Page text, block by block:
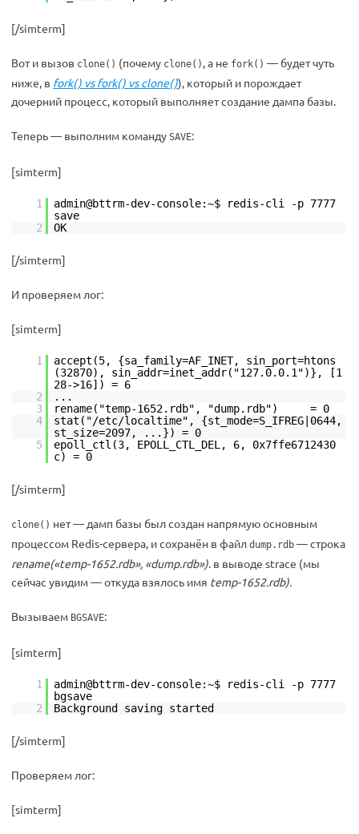
[/simterm]
Вот и вызов clone() (почему clone() , а не fork() — будет чуть
ниже, в fork() vs fork() vs clone()), который и порождает
дочерний процесс, который выполняет создание дампа базы.
Теперь — выполним команду SAVE:
[simterm]
1
admin@bttrm-dev-console:~$ redis-cli -p 7777
save
2
OK
[/simterm]
И проверяем лог:
[simterm]
1
accept(5, {sa_family=AF_INET, sin_port=htons
(32870), sin_addr=inet_addr("127.0.0.1")}, [1
28->16]) = 6
2
...
3
rename("temp-1652.rdb", "dump.rdb") = 0
4
stat("/etc/localtime", {st_mode=S_IFREG|0644,
st_size=2097, ...}) = 0
5
epoll_ctl(3, EPOLL_CTL_DEL, 6, 0x7ffe6712430
c) = 0
[/simterm]
clone() нет — дамп базы был создан напрямую основным
процессом Redis-сервера, и сохранён в файл dump.rdb — строка
rename(«temp-1652.rdb», «dump.rdb»). в выводе strace (мы
сейчас увидим — откуда взялось имя temp-1652.rdb).
Вызываем BGSAVE:
[simterm]
1
admin@bttrm-dev-console:~$ redis-cli -p 7777
bgsave
2
Background saving started
[/simterm]
Проверяем лог:
[simterm]